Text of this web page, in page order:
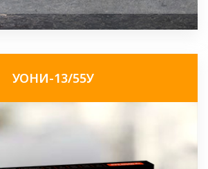
УОНИ-13/55У